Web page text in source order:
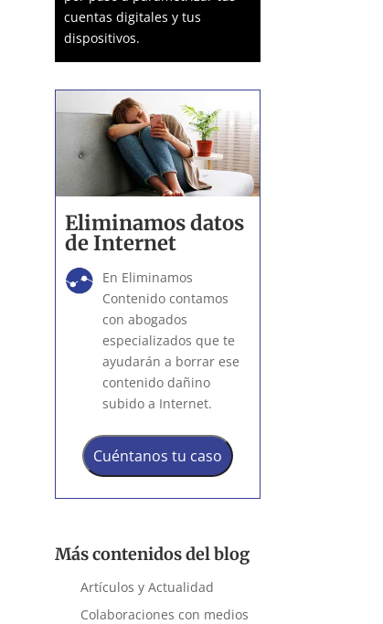
cuentas digitales y tus
dispositivos.
Eliminamos datos
de Internet
En Eliminamos
Contenido contamos
con abogados
especializados que te
ayudarán a borrar ese
contenido dañino
subido a Internet.
Cuéntanos tu caso
Más contenidos del blog
Artículos y Actualidad
Colaboraciones con medios